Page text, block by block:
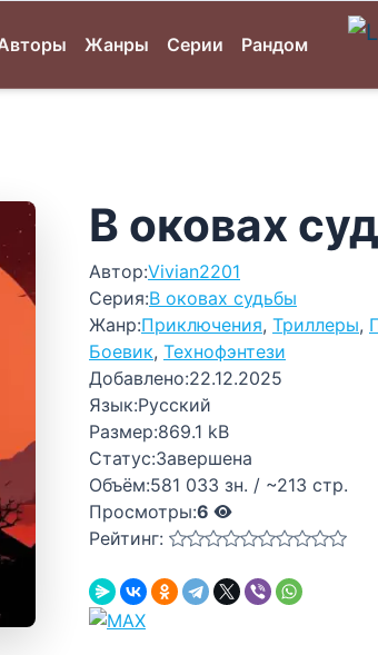
Жанры Серии Рандом
В оковах
Автор:Vivian2201
Серия:В оковах судьбы
Жанр:Приключения, Триллеры,
Боевик, Технофэнтези
Добавлено:22.12.2025
Язык:Русский
Размер:869.1 kB
Статус:Завершена
Объём:581 033 зн. / ~213 стр.
Просмотры:6
Рейтинг: